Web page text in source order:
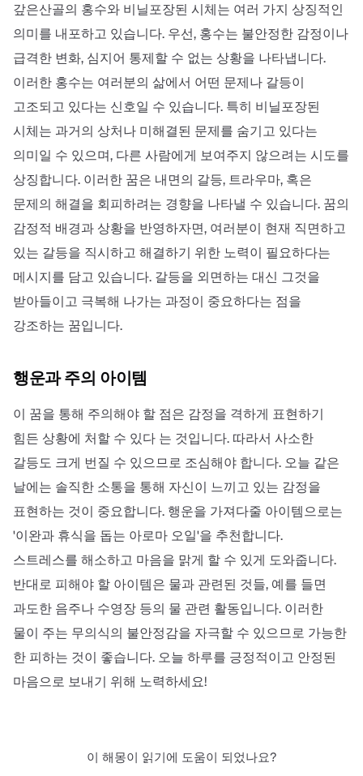
갚은산골의 홍수와 비닐포장된 시체는 여러 가지 상징적인
의미를 내포하고 있습니다. 우선, 홍수는 불안정한 감정이나
급격한 변화, 심지어 통제할 수 없는 상황을 나타냅니다.
이러한 홍수는 여러분의 삶에서 어떤 문제나 갈등이
고조되고 있다는 신호일 수 있습니다. 특히 비닐포장된
시체는 과거의 상처나 미해결된 문제를 숨기고 있다는
의미일 수 있으며, 다른 사람에게 보여주지 않으려는 시도를
상징합니다. 이러한 꿈은 내면의 갈등, 트라우마, 혹은
문제의 해결을 회피하려는 경향을 나타낼 수 있습니다. 꿈의
감정적 배경과 상황을 반영하자면, 여러분이 현재 직면하고
있는 갈등을 직시하고 해결하기 위한 노력이 필요하다는
메시지를 담고 있습니다. 갈등을 외면하는 대신 그것을
받아들이고 극복해 나가는 과정이 중요하다는 점을
강조하는 꿈입니다.
행운과 주의 아이템
이 꿈을 통해 주의해야 할 점은 감정을 격하게 표현하기
힘든 상황에 처할 수 있다 는 것입니다. 따라서 사소한
갈등도 크게 번질 수 있으므로 조심해야 합니다. 오늘 같은
날에는 솔직한 소통을 통해 자신이 느끼고 있는 감정을
표현하는 것이 중요합니다. 행운을 가져다줄 아이템으로는
'이완과 휴식을 돕는 아로마 오일'을 추천합니다.
스트레스를 해소하고 마음을 맑게 할 수 있게 도와줍니다.
반대로 피해야 할 아이템은 물과 관련된 것들, 예를 들면
과도한 음주나 수영장 등의 물 관련 활동입니다. 이러한
물이 주는 무의식의 불안정감을 자극할 수 있으므로 가능한
한 피하는 것이 좋습니다. 오늘 하루를 긍정적이고 안정된
마음으로 보내기 위해 노력하세요!
이 해몽이 읽기에 도움이 되었나요?